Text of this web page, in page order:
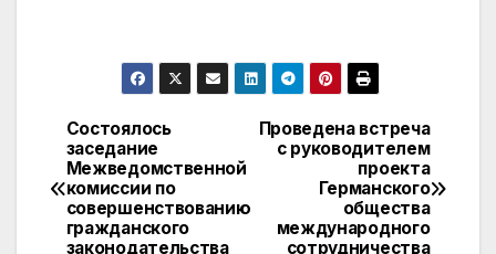
Навигация
по
записям
Проведена встреча
с руководителем
проекта
Германского
общества
международного
сотрудничества
Состоялось
заседание
Межведомственной
комиссии по
совершенствованию
гражданского
законодательства